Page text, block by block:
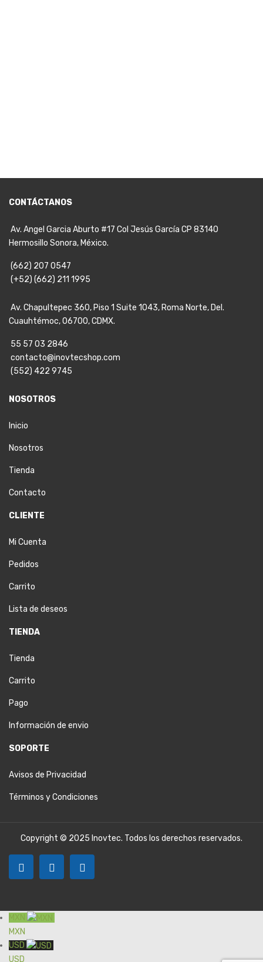
CONTÁCTANOS
Av. Angel Garcia Aburto #17 Col Jesús García CP 83140
Hermosillo Sonora, México.
(662) 207 0547
(+52) (662) 211 1995
Av. Chapultepec 360, Piso 1 Suite 1043, Roma Norte, Del.
Cuauhtémoc, 06700, CDMX.
55 57 03 2846
contacto@inovtecshop.com
(552) 422 9745
NOSOTROS
Inicio
Nosotros
Tienda
Contacto
CLIENTE
Mi Cuenta
Pedidos
Carrito
Lista de deseos
TIENDA
Tienda
Carrito
Pago
Información de envio
SOPORTE
Avisos de Privacidad
Términos y Condiciones
Copyright © 2025 Inovtec. Todos los derechos reservados.
MXN
USD
USD